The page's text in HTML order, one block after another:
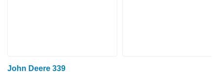
John Deere 339